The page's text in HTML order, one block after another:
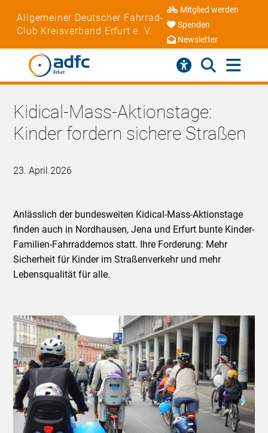
Allgemeiner Deutscher Fahrrad-
Club Kreisverband Erfurt e. V.
Mitglied werden
Spenden
Newsletter
Kidical-Mass-Aktionstage:
Kinder fordern sichere Straßen
23. April 2026
Anlässlich der bundesweiten Kidical-Mass-Aktionstage
finden auch in Nordhausen, Jena und Erfurt bunte Kinder-
Familien-Fahrraddemos statt. Ihre Forderung: Mehr
Sicherheit für Kinder im Straßenverkehr und mehr
Lebensqualität für alle.